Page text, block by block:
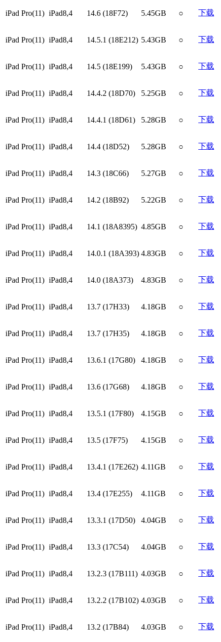
iPad Pro(11) iPad8,4 14.6 (18F72) 5.45GB ○ 下载
iPad Pro(11) iPad8,4 14.5.1 (18E212) 5.43GB ○ 下载
iPad Pro(11) iPad8,4 14.5 (18E199) 5.43GB ○ 下载
iPad Pro(11) iPad8,4 14.4.2 (18D70) 5.25GB ○ 下载
iPad Pro(11) iPad8,4 14.4.1 (18D61) 5.28GB ○ 下载
iPad Pro(11) iPad8,4 14.4 (18D52) 5.28GB ○ 下载
iPad Pro(11) iPad8,4 14.3 (18C66) 5.27GB ○ 下载
iPad Pro(11) iPad8,4 14.2 (18B92) 5.22GB ○ 下载
iPad Pro(11) iPad8,4 14.1 (18A8395) 4.85GB ○ 下载
iPad Pro(11) iPad8,4 14.0.1 (18A393) 4.83GB ○ 下载
iPad Pro(11) iPad8,4 14.0 (18A373) 4.83GB ○ 下载
iPad Pro(11) iPad8,4 13.7 (17H33) 4.18GB ○ 下载
iPad Pro(11) iPad8,4 13.7 (17H35) 4.18GB ○ 下载
iPad Pro(11) iPad8,4 13.6.1 (17G80) 4.18GB ○ 下载
iPad Pro(11) iPad8,4 13.6 (17G68) 4.18GB ○ 下载
iPad Pro(11) iPad8,4 13.5.1 (17F80) 4.15GB ○ 下载
iPad Pro(11) iPad8,4 13.5 (17F75) 4.15GB ○ 下载
iPad Pro(11) iPad8,4 13.4.1 (17E262) 4.11GB ○ 下载
iPad Pro(11) iPad8,4 13.4 (17E255) 4.11GB ○ 下载
iPad Pro(11) iPad8,4 13.3.1 (17D50) 4.04GB ○ 下载
iPad Pro(11) iPad8,4 13.3 (17C54) 4.04GB ○ 下载
iPad Pro(11) iPad8,4 13.2.3 (17B111) 4.03GB ○ 下载
iPad Pro(11) iPad8,4 13.2.2 (17B102) 4.03GB ○ 下载
iPad Pro(11) iPad8,4 13.2 (17B84) 4.03GB ○ 下载